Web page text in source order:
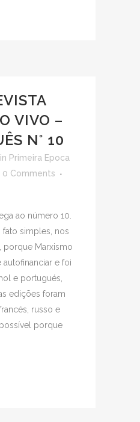
VIVO –
N° 10
in Primeira Epoca
0 Comments
ao número 10.
fato simples, nos
porque Marxismo
e foi
e portugués,
edições foram
russo e
porque